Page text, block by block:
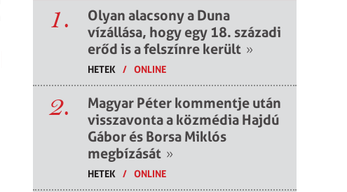
1.
Olyan alacsony a Duna
vízállása, hogy egy 18. századi
erőd is a felszínre került »
HETEK / ONLINE
2.
Magyar Péter kommentje után
visszavonta a közmédia Hajdú
Gábor és Borsa Miklós
megbízását »
HETEK / ONLINE